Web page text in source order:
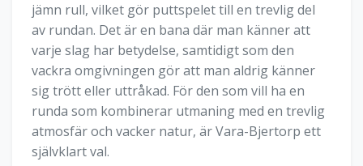
jämn rull, vilket gör puttspelet till en trevlig del
av rundan. Det är en bana där man känner att
varje slag har betydelse, samtidigt som den
vackra omgivningen gör att man aldrig känner
sig trött eller uttråkad. För den som vill ha en
runda som kombinerar utmaning med en trevlig
atmosfär och vacker natur, är Vara-Bjertorp ett
självklart val.